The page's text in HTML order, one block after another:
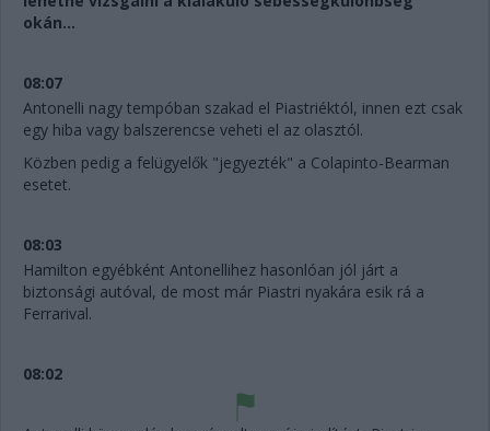
okán...
08:07
Antonelli nagy tempóban szakad el Piastriéktól, innen ezt csak
egy hiba vagy balszerencse veheti el az olasztól.
Közben pedig a felügyelők "jegyezték" a Colapinto-Bearman
esetet.
08:03
Hamilton egyébként Antonellihez hasonlóan jól járt a
biztonsági autóval, de most már Piastri nyakára esik rá a
Ferrarival.
08:02